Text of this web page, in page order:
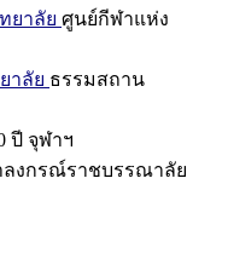
ยาลัย ศูนย์กีฬาแห่ง
าลัย ธรรมสถาน
ปี จุฬาฯ
ลงกรณ์ราชบรรณาลัย